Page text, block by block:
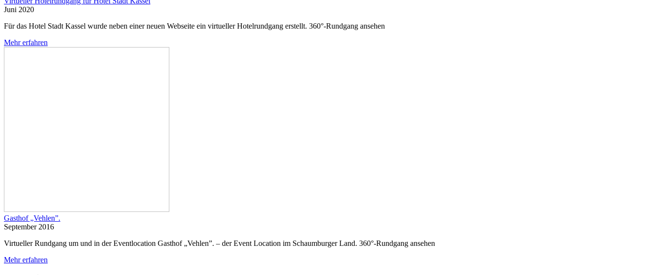
Juni 2020
Für das Hotel Stadt Kassel wurde neben einer neuen Webseite ein virtueller Hotelrundgang erstellt. 360°-Rundgang ansehen
Mehr erfahren
Gasthof „Vehlen”.
September 2016
Virtueller Rundgang um und in der Eventlocation Gasthof „Vehlen”. – der Event Location im Schaumburger Land. 360°-Rundgang ansehen
Mehr erfahren